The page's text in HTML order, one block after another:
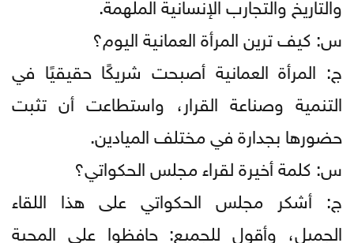
س: كيف ترين المرأة العمانية اليوم؟
ج: المرأة العمانية أصبحت شريكًا حقيقيًا في
التنمية وصناعة القرار، واستطاعت أن تثبت
حضورها بجدارة في مختلف الميادين.
س: كلمة أخيرة لقراء مجلس الحكواتي؟
ج: أشكر مجلس الحكواتي على هذا اللقاء
الجميل، وأقول للجميع: حافظوا على المحبة